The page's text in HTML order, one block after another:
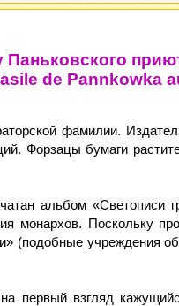
de Pannkowka
фамилии.
Форзацы бумаги
альбом
монархов. Поскольку
(подобные
взгляд